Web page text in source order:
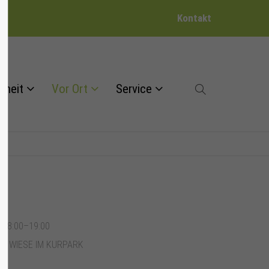
Kontakt
Vor Ort Service
18:00–19:00
WIESE IM KURPARK